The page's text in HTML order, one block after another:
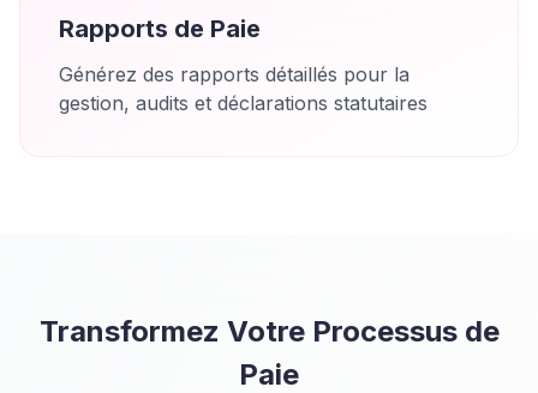
Rapports de Paie
Générez des rapports détaillés pour la
gestion, audits et déclarations statutaires
Transformez Votre Processus de
Paie